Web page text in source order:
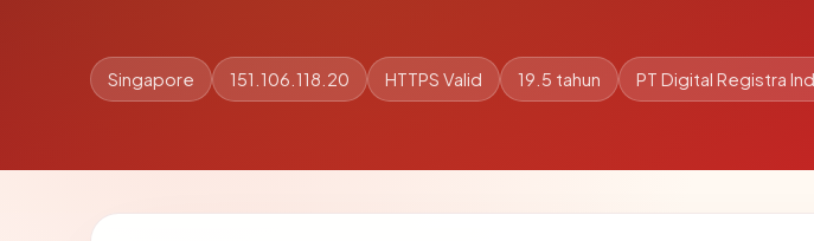
Singapore 151.106.118.20 HTTPS Valid 19.5 tahun PT Digital Registra